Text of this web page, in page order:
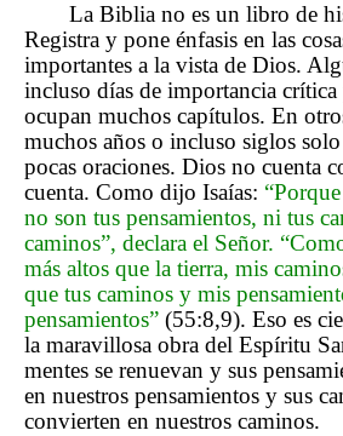
La Biblia no es un libro de
Registra y pone énfasis en las
importantes a la vista de Dios.
incluso días de importancia crítica
ocupan muchos capítulos. En
muchos años o incluso siglos
pocas oraciones. Dios no cuenta
cuenta. Como dijo Isaías:
no son tus pensamientos, ni tus
caminos”, declara el Señor.
más altos que la tierra, mis
que tus caminos y mis
pensamientos” (55:8,9). Eso es
la maravillosa obra del Espíritu
mentes se renuevan y sus
en nuestros pensamientos y sus
convierten en nuestros caminos.